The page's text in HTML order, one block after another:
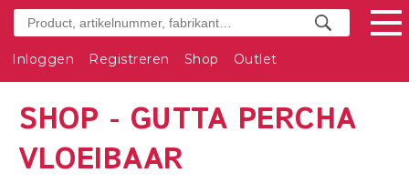
Inloggen Registreren Shop Outlet
SHOP - GUTTA PERCHA
VLOEIBAAR